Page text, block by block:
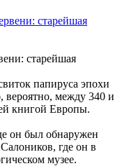
старейшая
папируса эпохи
между 340 и
книгой Европы.
он был обнаружен
где он в
музее.